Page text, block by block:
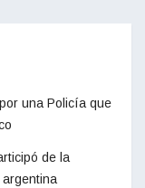
una Policía que
de la